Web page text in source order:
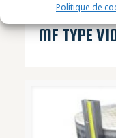
Politique de
MF TYPE